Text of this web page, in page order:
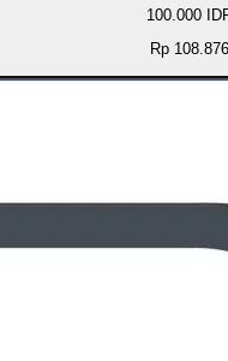
100.000
Rp 108.876